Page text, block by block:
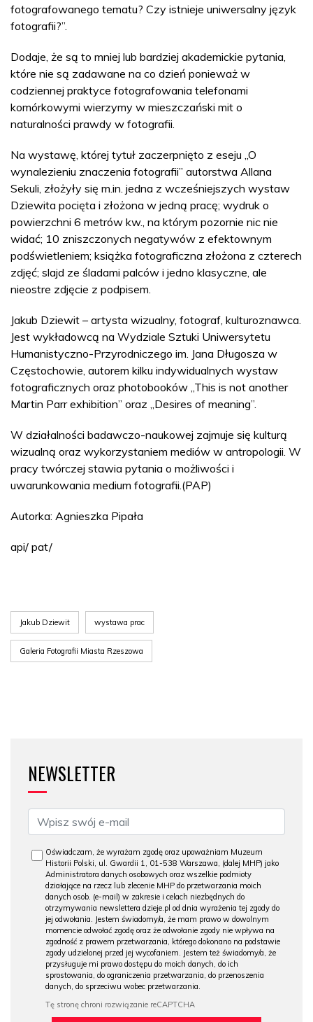
fotografowanego tematu? Czy istnieje uniwersalny język
fotografii?”.
Dodaje, że są to mniej lub bardziej akademickie pytania,
które nie są zadawane na co dzień ponieważ w
codziennej praktyce fotografowania telefonami
komórkowymi wierzymy w mieszczański mit o
naturalności prawdy w fotografii.
Na wystawę, której tytuł zaczerpnięto z eseju „O
wynalezieniu znaczenia fotografii” autorstwa Allana
Sekuli, złożyły się m.in. jedna z wcześniejszych wystaw
Dziewita pocięta i złożona w jedną pracę; wydruk o
powierzchni 6 metrów kw., na którym pozornie nic nie
widać; 10 zniszczonych negatywów z efektownym
podświetleniem; książka fotograficzna złożona z czterech
zdjęć; slajd ze śladami palców i jedno klasyczne, ale
nieostre zdjęcie z podpisem.
Jakub Dziewit – artysta wizualny, fotograf, kulturoznawca.
Jest wykładowcą na Wydziale Sztuki Uniwersytetu
Humanistyczno-Przyrodniczego im. Jana Długosza w
Częstochowie, autorem kilku indywidualnych wystaw
fotograficznych oraz photobooków „This is not another
Martin Parr exhibition” oraz „Desires of meaning”.
W działalności badawczo-naukowej zajmuje się kulturą
wizualną oraz wykorzystaniem mediów w antropologii. W
pracy twórczej stawia pytania o możliwości i
uwarunkowania medium fotografii.(PAP)
Autorka: Agnieszka Pipała
api/ pat/
Jakub Dziewit wystawa prac
Galeria Fotografii Miasta Rzeszowa
NEWSLETTER
Oświadczam, że wyrażam zgodę oraz upoważniam Muzeum
Historii Polski, ul. Gwardii 1, 01-538 Warszawa, (dalej MHP) jako
Administratora danych osobowych oraz wszelkie podmioty
działające na rzecz lub zlecenie MHP do przetwarzania moich
danych osob. (e-mail) w zakresie i celach niezbędnych do
otrzymywania newslettera dzieje.pl od dnia wyrażenia tej zgody do
jej odwołania. Jestem świadomy/a, że mam prawo w dowolnym
momencie odwołać zgodę oraz że odwołanie zgody nie wpływa na
zgodność z prawem przetwarzania, którego dokonano na podstawie
zgody udzielonej przed jej wycofaniem. Jestem też świadomy/a, że
przysługuje mi prawo dostępu do moich danych, do ich
sprostowania, do ograniczenia przetwarzania, do przenoszenia
danych, do sprzeciwu wobec przetwarzania.